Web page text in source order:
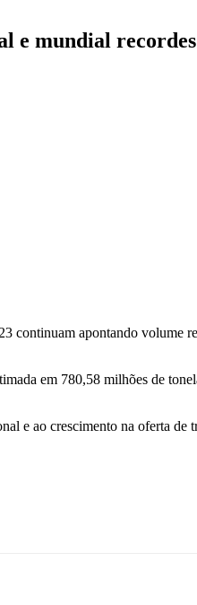
e mundial recordes
continuam apontando
em 780,58 milhões de
e ao crescimento na oferta